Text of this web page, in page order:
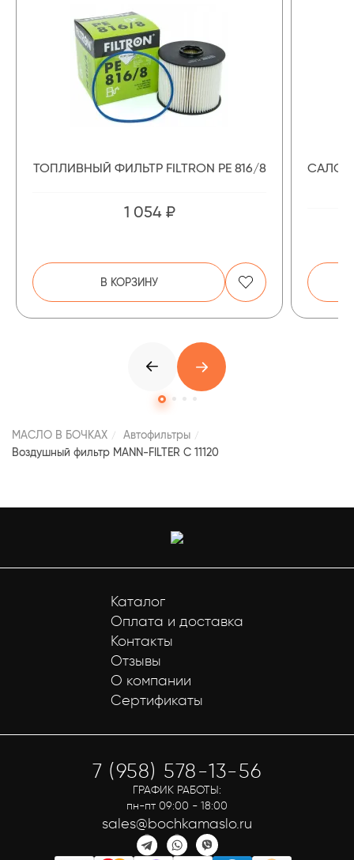
ТОПЛИВНЫЙ ФИЛЬТР FILTRON PE 816/8
1 054 ₽
В КОРЗИНУ
МАСЛО В БОЧКАХ
Автофильтры
Воздушный фильтр MANN-FILTER C 11120
Каталог
Оплата и доставка
Контакты
Отзывы
О компании
Сертификаты
7 (958) 578-13-56
ГРАФИК РАБОТЫ:
пн-пт 09:00 - 18:00
sales@bochkamaslo.ru